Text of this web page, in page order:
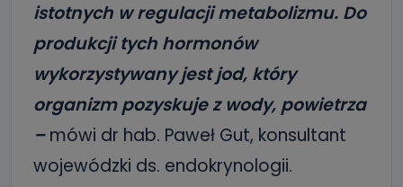
istotnych w regulacji metabolizmu. Do
produkcji tych hormonów
wykorzystywany jest jod, który
organizm pozyskuje z wody, powietrza
–mówi dr hab. Paweł Gut, konsultant
wojewódzki ds. endokrynologii.